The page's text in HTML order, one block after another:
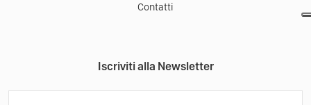
Contatti
Iscriviti alla Newsletter